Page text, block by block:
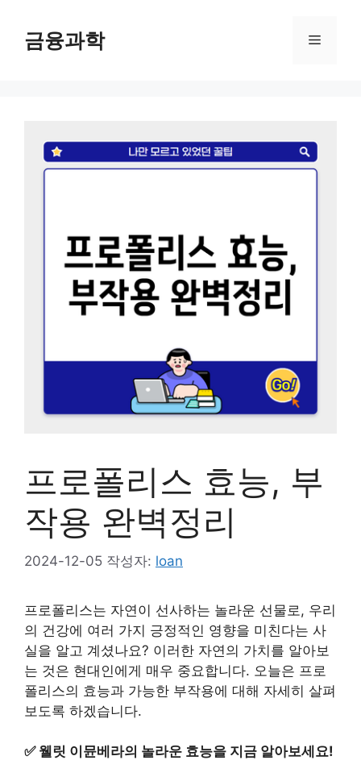
금융과학 메
프로폴리스 효능, 부
작용 완벽정리
2024-12-05 작성자: loan
프로폴리스는 자연이 선사하는 놀라운 선물로, 우리
의 건강에 여러 가지 긍정적인 영향을 미친다는 사
실을 알고 계셨나요? 이러한 자연의 가치를 알아보
는 것은 현대인에게 매우 중요합니다. 오늘은 프로
폴리스의 효능과 가능한 부작용에 대해 자세히 살펴
보도록 하겠습니다.
✅ 웰릿 이뮨베라의 놀라운 효능을 지금 알아보세요!